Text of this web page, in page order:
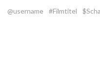
@username #Filmtitel